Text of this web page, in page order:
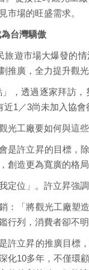
市場的旺盛需求。
台灣驕傲
旅遊市場大爆發的
推廣，全力提升觀光
，透過逐家拜訪
1／3尚未加入協會
光工廠要如何與這
是許立昇的目標，
創造更為寬廣的格局
定位」。許立昇強
：「將觀光工廠塑
列，消費者卻不
許立昇的推廣目標
化10多年，不僅環